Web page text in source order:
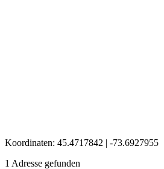
Koordinaten: 45.4717842 | -73.6927955
1 Adresse gefunden